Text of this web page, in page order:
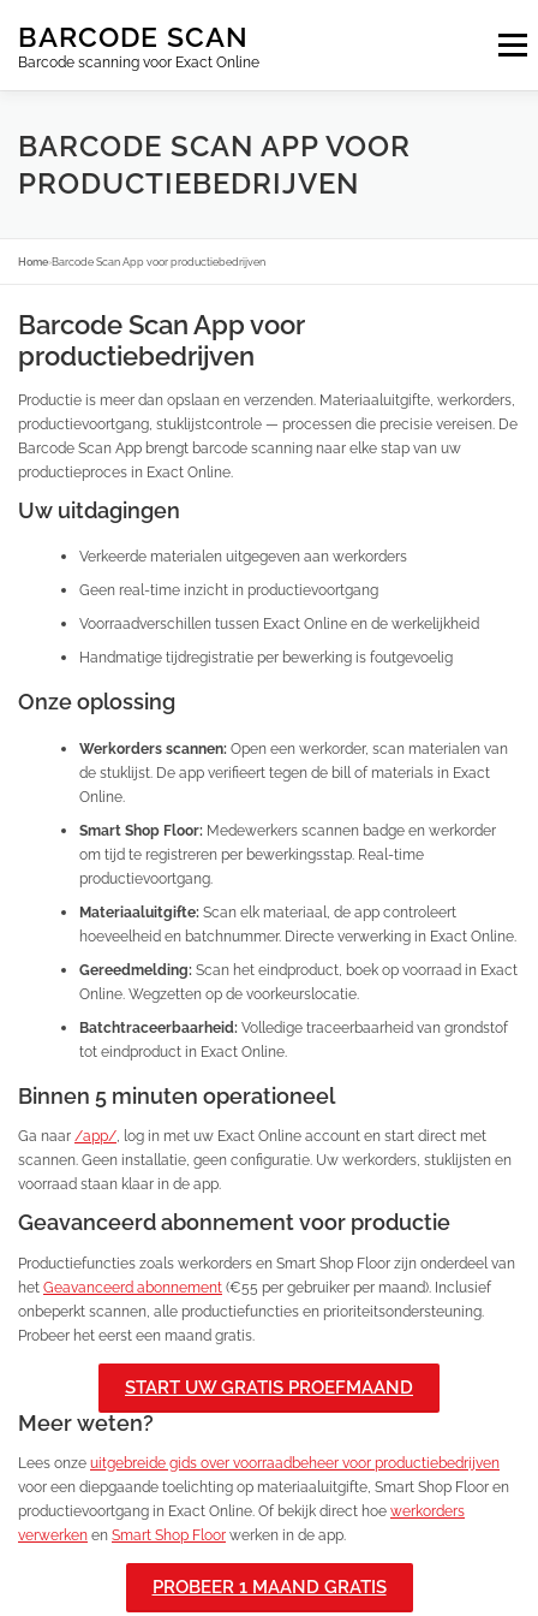
naarBARCODE SCAN
Barcode scanning voor Exact Online
Menu
ABONNEMENTEN FAQ BLOG CONTACT
BARCODE SCAN APP VOOR
PRODUCTIEBEDRIJVEN
Home›Barcode Scan App voor productiebedrijven
Barcode Scan App voor
productiebedrijven
Productie is meer dan opslaan en verzenden. Materiaaluitgifte, werkorders,
productievoortgang, stuklijstcontrole — processen die precisie vereisen. De
Barcode Scan App brengt barcode scanning naar elke stap van uw
productieproces in Exact Online.
Uw uitdagingen
Verkeerde materialen uitgegeven aan werkorders
Geen real-time inzicht in productievoortgang
Voorraadverschillen tussen Exact Online en de werkelijkheid
Handmatige tijdregistratie per bewerking is foutgevoelig
Onze oplossing
Werkorders scannen:Open een werkorder, scan materialen van
de stuklijst. De app verifieert tegen de bill of materials in Exact
Online.
Smart Shop Floor:Medewerkers scannen badge en werkorder
om tijd te registreren per bewerkingsstap. Real-time
productievoortgang.
Materiaaluitgifte:Scan elk materiaal, de app controleert
hoeveelheid en batchnummer. Directe verwerking in Exact Online.
Gereedmelding:Scan het eindproduct, boek op voorraad in Exact
Online. Wegzetten op de voorkeurslocatie.
Batchtraceerbaarheid:Volledige traceerbaarheid van grondstof
tot eindproduct in Exact Online.
Binnen 5 minuten operationeel
Ga naar /app/, log in met uw Exact Online account en start direct met
scannen. Geen installatie, geen configuratie. Uw werkorders, stuklijsten en
voorraad staan klaar in de app.
Geavanceerd abonnement voor productie
Productiefuncties zoals werkorders en Smart Shop Floor zijn onderdeel van
het Geavanceerd abonnement (€55 per gebruiker per maand). Inclusief
onbeperkt scannen, alle productiefuncties en prioriteitsondersteuning.
Probeer het eerst een maand gratis.
START UW GRATIS PROEFMAAND
Meer weten?
Lees onze uitgebreide gids over voorraadbeheer voor productiebedrijven
voor een diepgaande toelichting op materiaaluitgifte, Smart Shop Floor en
productievoortgang in Exact Online. Of bekijk direct hoe werkorders
verwerken en Smart Shop Floor werken in de app.
PROBEER 1 MAAND GRATIS